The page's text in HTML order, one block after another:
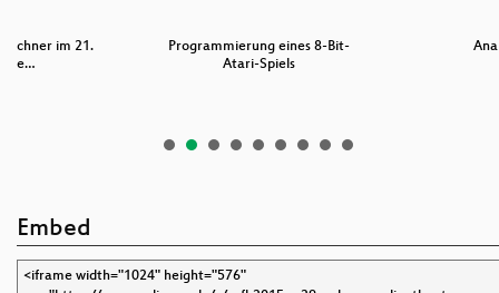
im 21.
Programmierung eines 8-Bit-
Atari-Spiels
Embed